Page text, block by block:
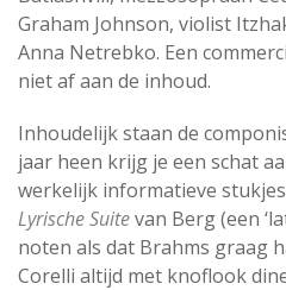
Graham Johnson, violist
Anna Netrebko. Een
niet af aan de inhoud.
Inhoudelijk staan de
jaar heen krijg je een schat
werkelijk informatieve
Lyrische Suitevan Berg (een
noten als dat Brahms graag
Corelli altijd met knoflook